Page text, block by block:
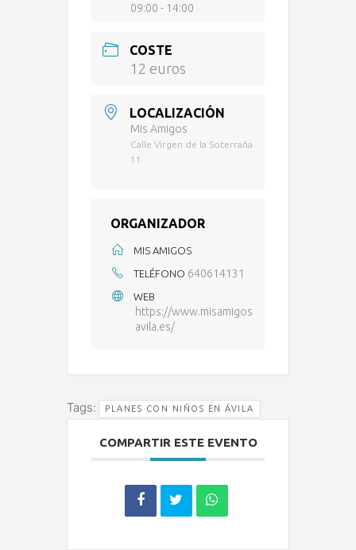
09:00 - 14:00
COSTE
12 euros
LOCALIZACIÓN
Mis Amigos
Calle Virgen de la Soterraña
11
ORGANIZADOR
MIS AMIGOS
TELÉFONO 640614131
WEB
https://www.misamigos
avila.es/
Tags: PLANES CON NIÑOS EN ÁVILA
COMPARTIR ESTE EVENTO